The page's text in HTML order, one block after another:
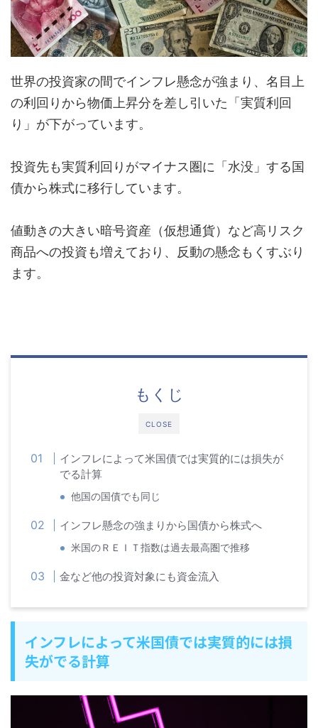
世界の投資家の間でインフレ懸念が強まり、名目上
の利回りから物価上昇分を差し引いた「実質利回
り」が下がっています。
投資先も実質利回りがマイナス圏に「水没」する国
債から株式に移行しています。
値動きの大きい暗号資産（仮想通貨）など高リスク
商品への投資も増えており、反動の懸念もくすぶり
ます。
CLOSE
もくじ
インフレによって米国債では実質的には損失が
でる計算
他国の国債でも同じ
インフレ懸念の強まりから国債から株式へ
米国のＲＥＩＴ指数は過去最高圏で推移
金など他の投資対象にも資金流入
インフレによって米国債では実質的には損
失がでる計算